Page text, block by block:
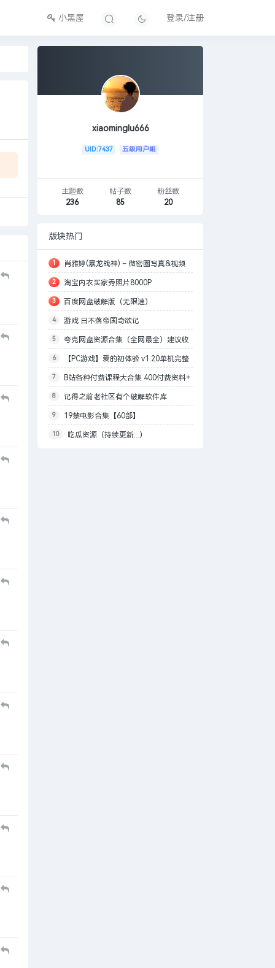
小黑屋 登录/注册
xiaominglu666
UID:7437 五级用户组
主题数
236
帖子数
85
粉丝数
20
版块热门
1 肖雅婷(暴龙战神) – 微密圈写真&视频
合集
2 淘宝内衣买家秀照片8000P
3 百度网盘破解版（无限速）
4 游戏 日不落帝国奇欲记
5 夸克网盘资源合集（全网最全）建议收
藏!
6 【PC游戏】爱的初体验 v1.20单机完整
版 免安装中文版 解压即玩（22GB）
7 B站各种付费课程大合集 400付费资料+
（文件较大，需要哪个存哪个）
8 记得之前老社区有个破解软件库
9 19禁电影合集【60部】
10 吃瓜资源（持续更新...）